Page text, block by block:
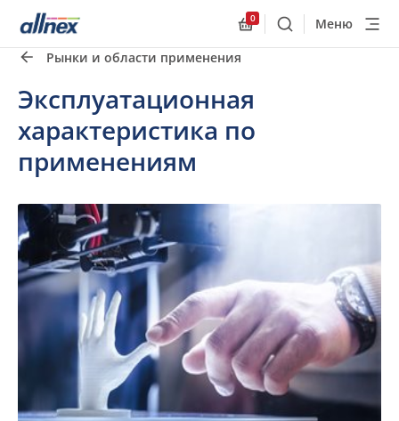
0
ПоискМеню
Рынки и области применения
Эксплуатационная
характеристика по
применениям